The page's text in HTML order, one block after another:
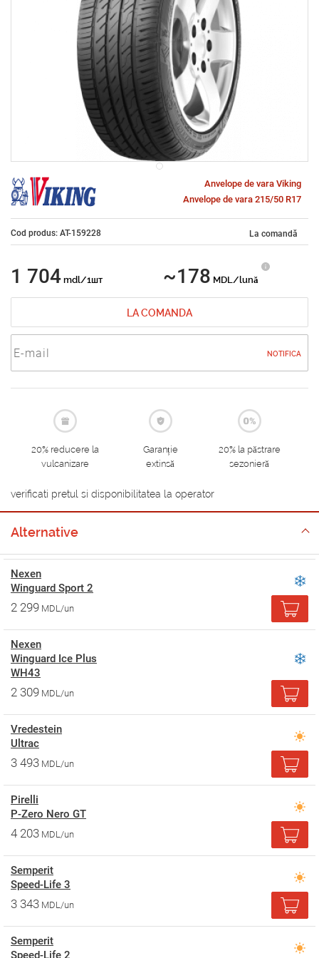
Anvelope de vara Viking
Anvelope de vara 215/50 R17
Cod produs: AT-159228 La comandă
1 704 mdl/1шт ~178 MDL/lună
LA COMANDA
NOTIFICA
20% reducere la
vulcanizare
Garanție
extinsă
20% la păstrare
sezonieră
verificati pretul si disponibilitatea la operator
Alternative
Nexen
Winguard Sport 2
2 299 MDL/un
Nexen
Winguard Ice Plus
WH43
2 309 MDL/un
Vredestein
Ultrac
3 493 MDL/un
Pirelli
P-Zero Nero GT
4 203 MDL/un
Semperit
Speed-Life 3
3 343 MDL/un
Semperit
Speed-Life 2